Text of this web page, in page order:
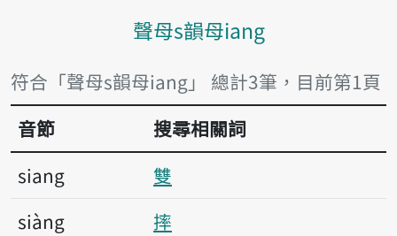
主內容區塊
聲母s韻母iang
符合「聲母s韻母iang」 總計3筆，目前第1頁
音節
搜尋相關詞
siang
雙
siàng
摔